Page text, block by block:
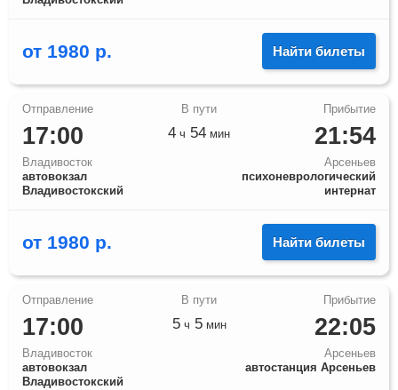
от 1980 р. Найти билеты
17:00
Владивосток
автовокзал
Владивостокский
21:54
Арсеньев
психоневрологический
интернат
4 ч 54 мин
от 1980 р. Найти билеты
17:00
Владивосток
автовокзал
Владивостокский
22:05
Арсеньев
автостанция Арсеньев
5ч 5мин